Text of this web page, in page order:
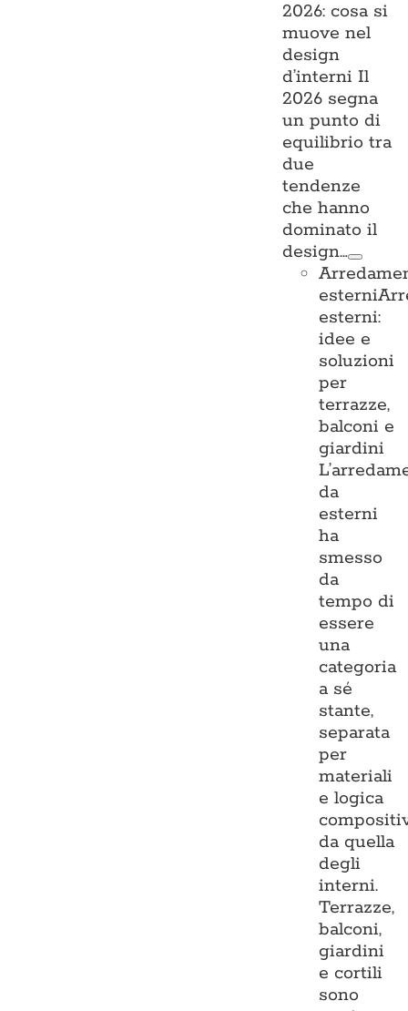
2026: cosa si
muove nel
design
d’interni Il
2026 segna
un punto di
equilibrio tra
due
tendenze
che hanno
dominato il
design…
esterni
esterni:
idee e
soluzioni
per
terrazze,
balconi e
giardini
da
esterni
ha
smesso
da
tempo di
essere
una
categoria
a sé
stante,
separata
per
materiali
e logica
da quella
degli
interni.
Terrazze,
balconi,
giardini
e cortili
sono